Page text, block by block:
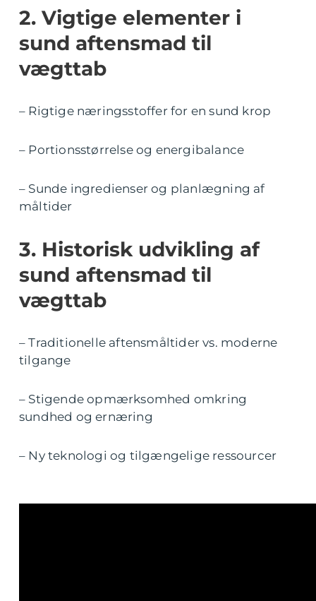
2. Vigtige elementer i
sund aftensmad til
vægttab
– Rigtige næringsstoffer for en sund krop
– Portionsstørrelse og energibalance
– Sunde ingredienser og planlægning af
måltider
3. Historisk udvikling af
sund aftensmad til
vægttab
– Traditionelle aftensmåltider vs. moderne
tilgange
– Stigende opmærksomhed omkring
sundhed og ernæring
– Ny teknologi og tilgængelige ressourcer